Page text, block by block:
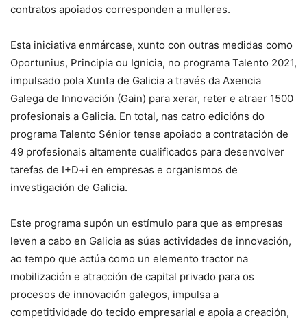
contratos apoiados corresponden a mulleres.
Esta iniciativa enmárcase, xunto con outras medidas como
Oportunius, Principia ou Ignicia, no programa Talento 2021,
impulsado pola Xunta de Galicia a través da Axencia
Galega de Innovación (Gain) para xerar, reter e atraer 1500
profesionais a Galicia. En total, nas catro edicións do
programa Talento Sénior tense apoiado a contratación de
49 profesionais altamente cualificados para desenvolver
tarefas de I+D+i en empresas e organismos de
investigación de Galicia.
Este programa supón un estímulo para que as empresas
leven a cabo en Galicia as súas actividades de innovación,
ao tempo que actúa como un elemento tractor na
mobilización e atracción de capital privado para os
procesos de innovación galegos, impulsa a
competitividade do tecido empresarial e apoia a creación,